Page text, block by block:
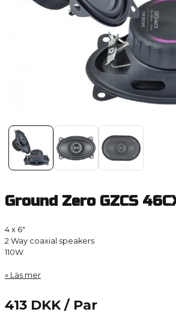
Ground Zero GZCS
4 x 6″
2 Way coaxial speakers
110W
Läs mer
413 DKK / Par